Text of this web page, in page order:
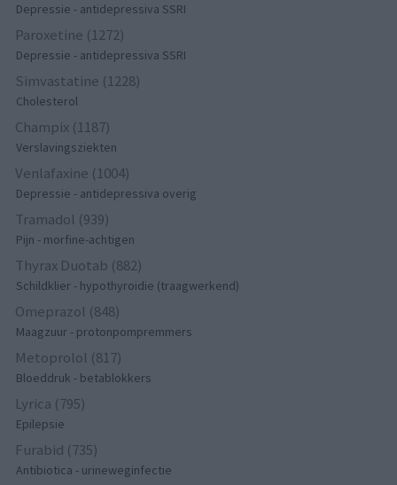
Depressie - antidepressiva SSRI
Paroxetine (1272)
Depressie - antidepressiva SSRI
Simvastatine (1228)
Cholesterol
Champix (1187)
Verslavingsziekten
Venlafaxine (1004)
Depressie - antidepressiva overig
Tramadol (939)
Pijn - morfine-achtigen
Thyrax Duotab (882)
Schildklier - hypothyroidie (traagwerkend)
Omeprazol (848)
Maagzuur - protonpompremmers
Metoprolol (817)
Bloeddruk - betablokkers
Lyrica (795)
Epilepsie
Furabid (735)
Antibiotica - urineweginfectie